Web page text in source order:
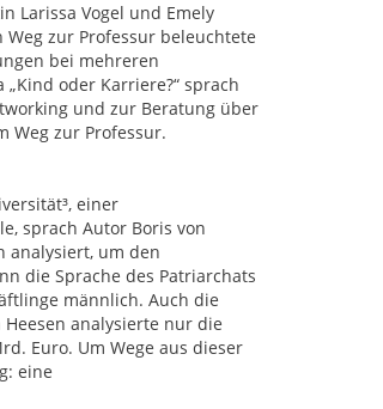
Larissa Vogel und Emely
zur Professur beleuchtete
bei mehreren
oder Karriere?“ sprach
und zur Beratung über
Weg zur Professur.
einer
sprach Autor Boris von
analysiert, um den
die Sprache des Patriarchats
männlich. Auch die
analysierte nur die
Euro. Um Wege aus dieser
eine